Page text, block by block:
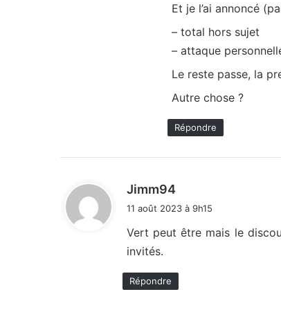
:
Et je l’ai annoncé
– total hors sujet
– attaque
Le reste passe, la
Autre chose ?
Répondre
Jimm94
11 août 2023 à 9h15
Vert peut être mais le
invités.
Répondre